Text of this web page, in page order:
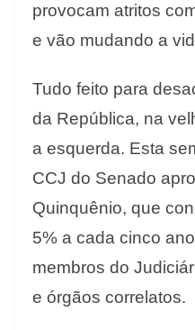
provocam atritos
e vão mudando a
Tudo feito para
da República, na
a esquerda. Esta
CCJ do Senado
Quinquênio, que
5% a cada cinco
membros do
e órgãos correlatos.